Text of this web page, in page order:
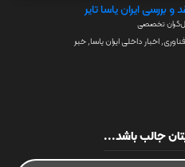
بررسی ایران یاسا تایر
تخصصی
,اخبار داخلی ایران یاسا,خبر
جالب باشد...